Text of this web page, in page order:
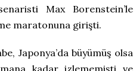
Max Borenstein’le
maratonuna girişti.
Japonya’da büyümüş olsa